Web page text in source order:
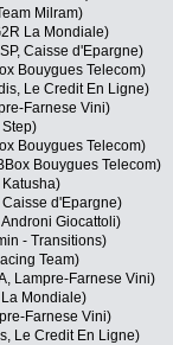
Milram)
La Mondiale)
Caisse d'Epargne)
Bouygues Telecom)
Le Credit En Ligne)
Farnese Vini)
Bouygues Telecom)
Bouygues Telecom)
Katusha)
Caisse d'Epargne)
Giocattoli)
- Transitions)
Team)
Lampre-Farnese Vini)
La Mondiale)
Farnese Vini)
Le Credit En Ligne)